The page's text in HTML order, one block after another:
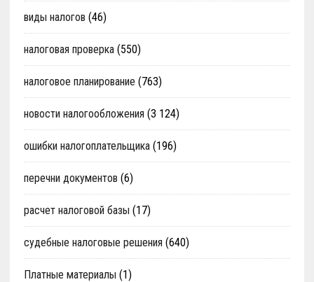
виды налогов (46)
налоговая проверка(550)
налоговое планирование (763)
новости налогообложения (3 124)
ошибки налогоплательщика(196)
перечни документов (6)
расчет налоговой базы (17)
судебные налоговые решения (640)
Платные материалы (1)